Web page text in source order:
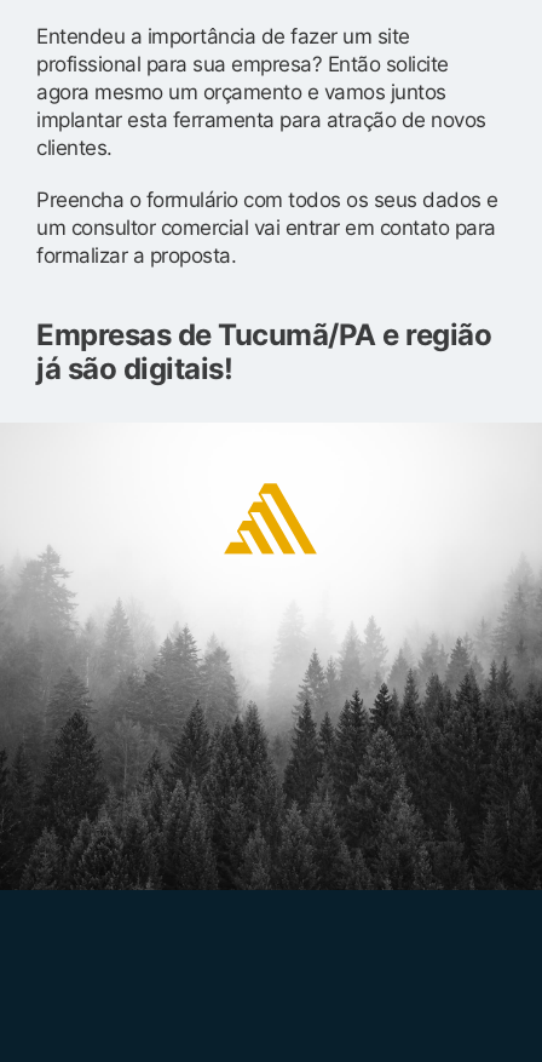
Entendeu a importância de fazer um site
profissional para sua empresa? Então solicite
agora mesmo um orçamento e vamos juntos
implantar esta ferramenta para atração de novos
clientes.
Preencha o formulário com todos os seus dados e
um consultor comercial vai entrar em contato para
formalizar a proposta.
Empresas de Tucumã/PA e região
já são digitais!